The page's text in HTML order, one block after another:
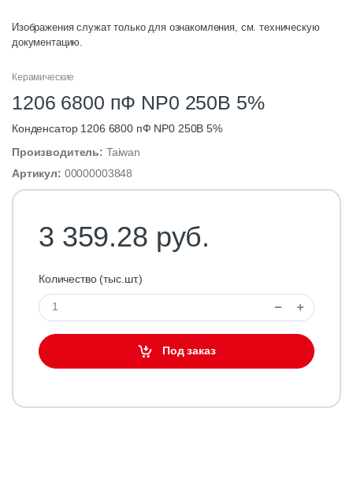
Изображения служат только для ознакомления, см. техническую
документацию.
Керамические
1206 6800 пФ NP0 250В 5%
Конденсатор 1206 6800 пФ NP0 250В 5%
Производитель: Taiwan
Артикул: 00000003848
3 359.28 руб.
Количество (тыс.шт.)
Под заказ